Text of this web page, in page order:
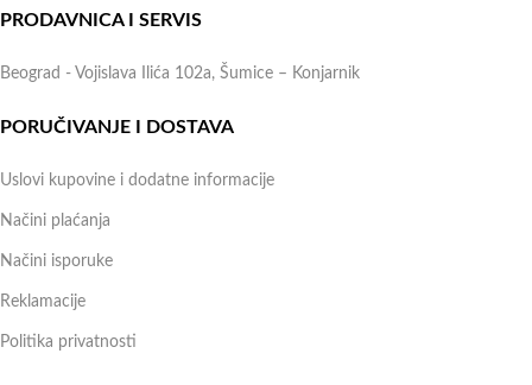
PRODAVNICA I SERVIS
Beograd - Vojislava Ilića 102a, Šumice – Konjarnik
PORUČIVANJE I DOSTAVA
Uslovi kupovine i dodatne informacije
Načini plaćanja
Načini isporuke
Reklamacije
Politika privatnosti